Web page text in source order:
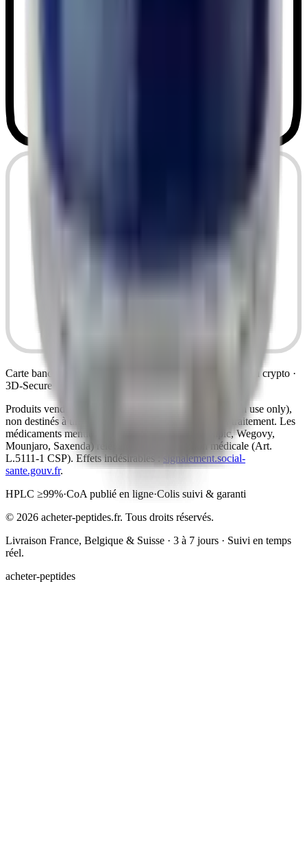
Carte bancaire, Apple Pay, Google Pay, virement SEPA ou crypto ·
3D-Secure · données bancaires non collectées sur ce site
Produits vendus comme peptides de recherche (research use only),
non destinés à un usage humain, au diagnostic ni au traitement. Les
médicaments mentionnés à titre informatif (Ozempic, Wegovy,
Mounjaro, Saxenda) relèvent de la prescription médicale (Art.
L.5111-1 CSP). Effets indésirables :
signalement.social-
sante.gouv.fr.
HPLC ≥99%·CoA publié en ligne·Colis suivi & garanti
© 2026 acheter-peptides.fr. Tous droits réservés.
Livraison France, Belgique & Suisse · 3 à 7 jours · Suivi en temps
réel.
acheter-peptides